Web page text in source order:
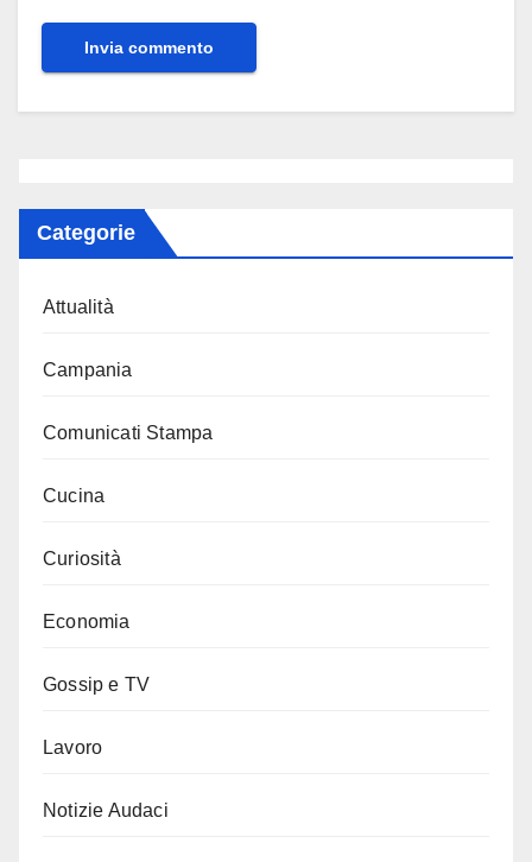
Categorie
Attualità
Campania
Comunicati Stampa
Cucina
Curiosità
Economia
Gossip e TV
Lavoro
Notizie Audaci